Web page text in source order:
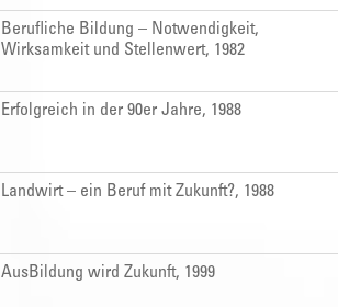
Berufliche Bildung – Notwendigkeit,
Wirksamkeit und Stellenwert, 1982
Erfolgreich in der 90er Jahre, 1988
Landwirt – ein Beruf mit Zukunft?, 1988
AusBildung wird Zukunft, 1999